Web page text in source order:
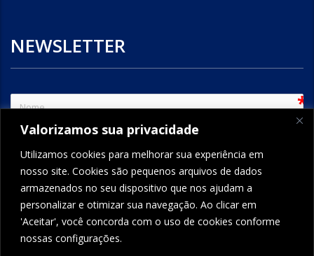
Valorizamos sua privacidade
Utilizamos cookies para melhorar sua experiência em
nosso site. Cookies são pequenos arquivos de dados
armazenados no seu dispositivo que nos ajudam a
personalizar e otimizar sua navegação. Ao clicar em
'Aceitar', você concorda com o uso de cookies conforme
nossas configurações.
NEWSLETTER
FORMCRAFT - WORDPRESS FORM BUILDER